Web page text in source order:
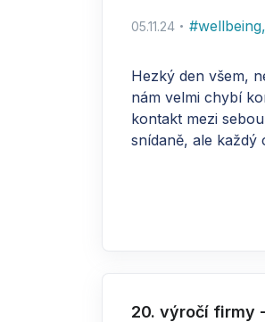
05.11.24 #wellbeing,
Hezký den všem,
nám velmi chybí
kontakt mezi
snídaně, ale každý
20. výročí firmy